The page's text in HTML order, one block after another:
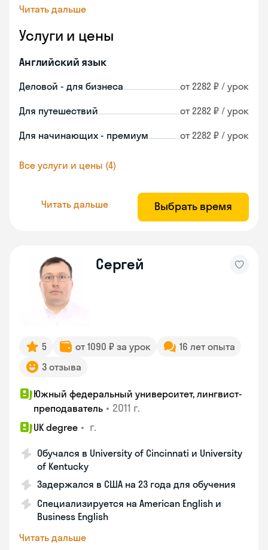
Читать дальше
Услуги и цены
Английский язык
Деловой - для бизнеса от 2282 ₽ / урок
Для путешествий от 2282 ₽ / урок
Для начинающих - премиум от 2282 ₽ / урок
Все услуги и цены (4)
Читать дальше Выбрать время
Сергей
5 от 1090 ₽ за урок
16 лет опыта
3 отзыва
Южный федеральный университет, лингвист-
преподаватель • 2011 г.
UK degree • г.
Обучался в University of Cincinnati и University
of Kentucky
Задержался в США на 23 года для обучения
Специализируется на American English и
Business English
Читать дальше